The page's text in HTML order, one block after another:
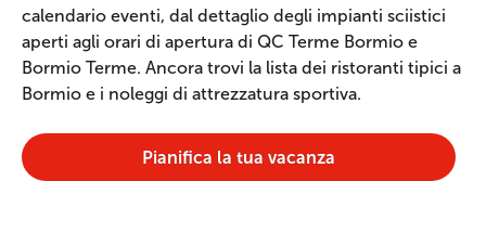
calendario eventi, dal dettaglio degli impianti sciistici
aperti agli orari di apertura di QC Terme Bormio e
Bormio Terme. Ancora trovi la lista dei ristoranti tipici a
Bormio e i noleggi di attrezzatura sportiva.
Pianifica la tua vacanza